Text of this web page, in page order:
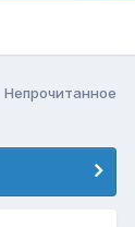
Непрочитанное